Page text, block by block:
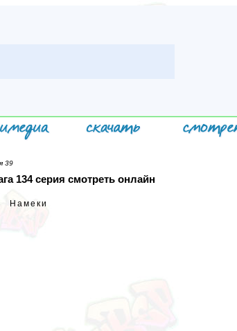
39
134 серия смотреть онлайн
Намеки